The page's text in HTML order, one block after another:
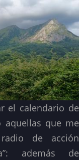
el calendario de
aquellas que me
de acción
además de